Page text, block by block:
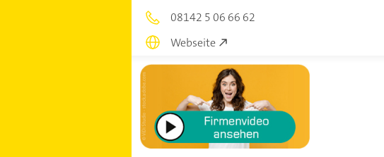
08142 5 06 66 62
Webseite